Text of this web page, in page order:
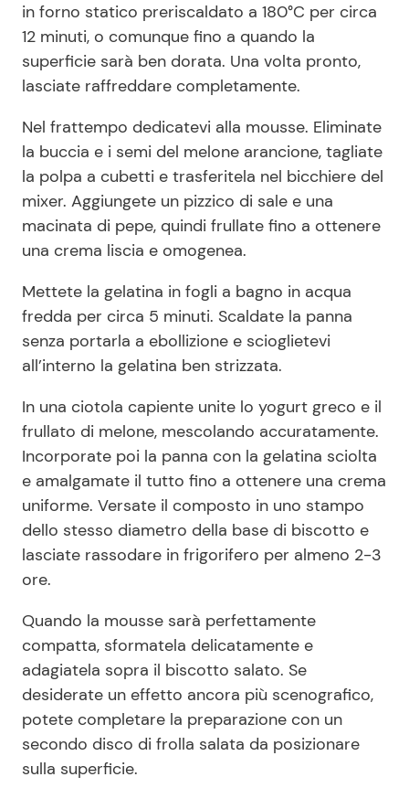
in forno statico preriscaldato a 180°C per circa
12 minuti, o comunque fino a quando la
superficie sarà ben dorata. Una volta pronto,
lasciate raffreddare completamente.
Nel frattempo dedicatevi alla mousse. Eliminate
la buccia e i semi del melone arancione, tagliate
la polpa a cubetti e trasferitela nel bicchiere del
mixer. Aggiungete un pizzico di sale e una
macinata di pepe, quindi frullate fino a ottenere
una crema liscia e omogenea.
Mettete la gelatina in fogli a bagno in acqua
fredda per circa 5 minuti. Scaldate la panna
senza portarla a ebollizione e scioglietevi
all’interno la gelatina ben strizzata.
In una ciotola capiente unite lo yogurt greco e il
frullato di melone, mescolando accuratamente.
Incorporate poi la panna con la gelatina sciolta
e amalgamate il tutto fino a ottenere una crema
uniforme. Versate il composto in uno stampo
dello stesso diametro della base di biscotto e
lasciate rassodare in frigorifero per almeno 2-3
ore.
Quando la mousse sarà perfettamente
compatta, sformatela delicatamente e
adagiatela sopra il biscotto salato. Se
desiderate un effetto ancora più scenografico,
potete completare la preparazione con un
secondo disco di frolla salata da posizionare
sulla superficie.